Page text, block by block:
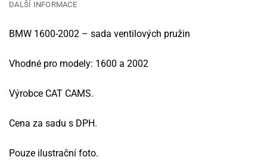
DALŠÍ INFORMACE
BMW 1600-2002 – sada ventilových pružin
Vhodné pro modely: 1600 a 2002
Výrobce CAT CAMS.
Cena za sadu s DPH.
Pouze ilustrační foto.